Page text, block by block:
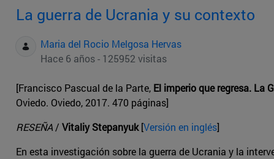
La guerra de Ucrania y su contexto
Maria del Rocio Melgosa Hervas
Hace 6 años - 125952 visitas
[Francisco Pascual de la Parte, El imperio que regresa. La
Oviedo. Oviedo, 2017. 470 páginas]
RESEÑA/ Vitaliy Stepanyuk[Versión en inglés]
En esta investigación sobre la guerra de Ucrania y la